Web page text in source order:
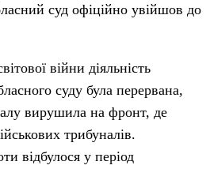
суд офіційно увійшов до
війни діяльність
суду була перервана,
вирушила на фронт, де
трибуналів.
відбулося у період